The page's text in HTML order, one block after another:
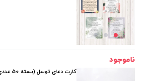
ناموجود
کارت دعای توسل (بسته 50 عددی)